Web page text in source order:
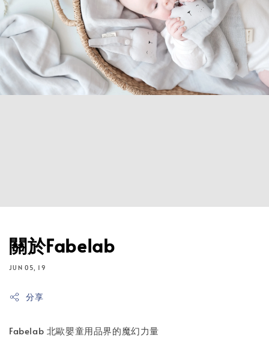
關於Fabelab
JUN 05, 19
分享
Fabelab 北歐嬰童用品界的魔幻力量